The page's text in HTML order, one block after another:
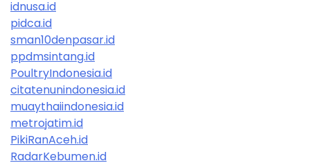
idnusa.id
pidca.id
sman10denpasar.id
ppdmsintang.id
PoultryIndonesia.id
citatenunindonesia.id
muaythaiindonesia.id
metrojatim.id
PikiRanAceh.id
RadarKebumen.id